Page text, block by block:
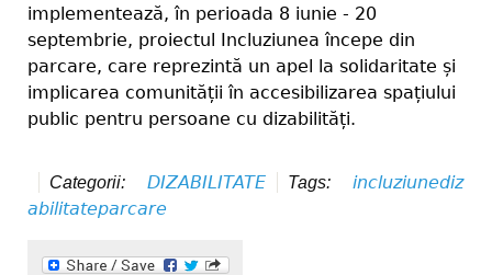
implementează, în perioada 8 iunie - 20
septembrie, proiectul Incluziunea începe din
parcare, care reprezintă un apel la solidaritate și
implicarea comunității în accesibilizarea spațiului
public pentru persoane cu dizabilități.
Categorii: DIZABILITATE Tags: incluziunediz
abilitateparcare